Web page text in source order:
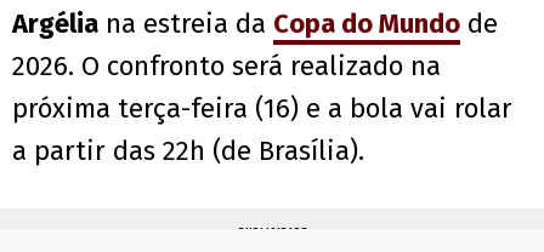
Argélia na estreia da Copa do Mundo de
2026. O confronto será realizado na
próxima terça-feira (16) e a bola vai rolar
a partir das 22h (de Brasília).
PUBLICIDADE